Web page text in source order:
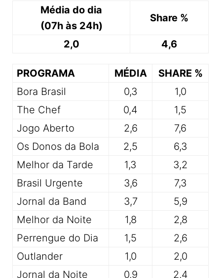
Média do dia
(07h às 24h)
Share %
2,0 4,6
PROGRAMA MÉDIA
SHARE %
Bora Brasil
0,3
1,0
The Chef
0,4
1,5
Jogo Aberto
2,6
7,6
Os Donos da Bola
2,5
6,3
Melhor da Tarde
1,3
3,2
Brasil Urgente
3,6
7,3
Jornal da Band
3,7
5,9
Melhor da Noite
1,8
2,8
Perrengue do Dia
1,5
2,6
Outlander
1,0
2,0
Jornal da Noite
0,9
2,4